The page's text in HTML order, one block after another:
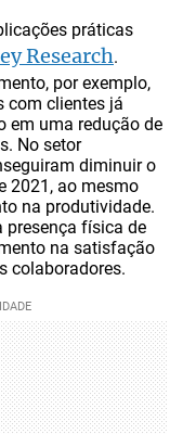
práticas
Research.
por exemplo,
com clientes já
em uma redução de
No setor
diminuir o
2021, ao mesmo
na produtividade.
presença física de
na satisfação
colaboradores.